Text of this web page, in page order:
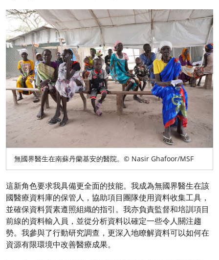
無國界醫生在南蘇丹蘭基安的醫院。© Nasir Ghafoor/MSF
這新角色要求我具備更全面的技能。我成為無國界醫生在該
國醫療資料庫的保管人，協助項目團隊使用資料收集工具，
並確保資料質素遵照組織的指引。我亦負責監督和培訓項目
前線的資料輸入員，並從分析資料以確定一些令人關注趨
勢。我參與了行動研究調查，更深入地瞭解資料可以如何在
資源有限環境中改善醫療成果。